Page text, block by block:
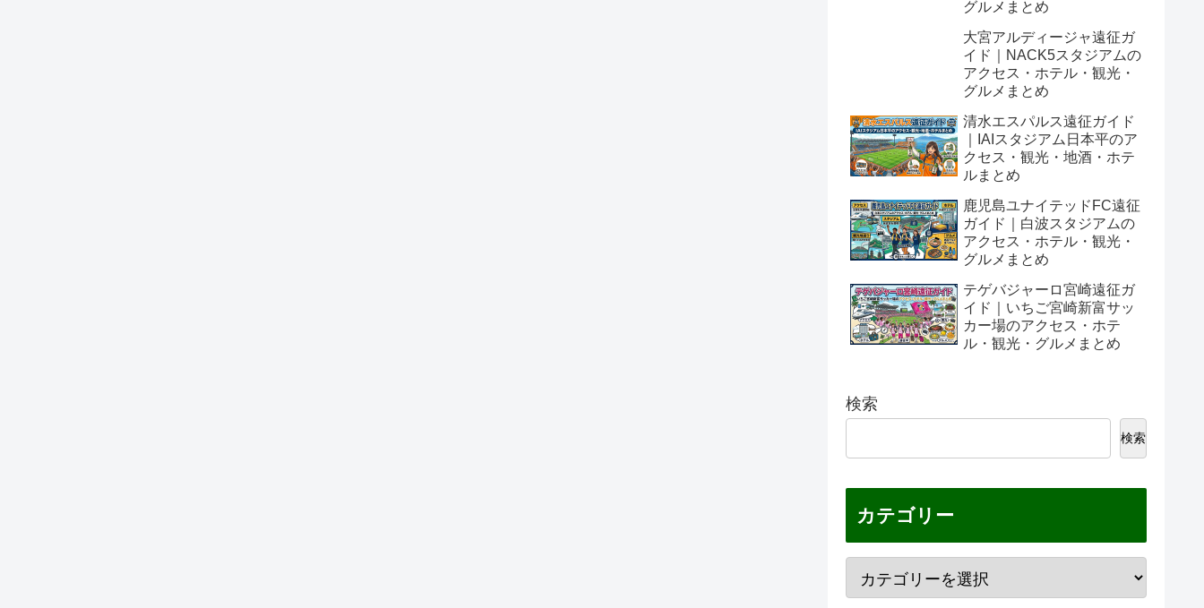
グルメまとめ
大宮アルディージャ遠征ガ
イド｜NACK5スタジアムの
アクセス・ホテル・観光・
グルメまとめ
清水エスパルス遠征ガイド
｜IAIスタジアム日本平のア
クセス・観光・地酒・ホテ
ルまとめ
鹿児島ユナイテッドFC遠征
ガイド｜白波スタジアムの
アクセス・ホテル・観光・
グルメまとめ
テゲバジャーロ宮崎遠征ガ
イド｜いちご宮崎新富サッ
カー場のアクセス・ホテ
ル・観光・グルメまとめ
検索
検索
カテゴリー